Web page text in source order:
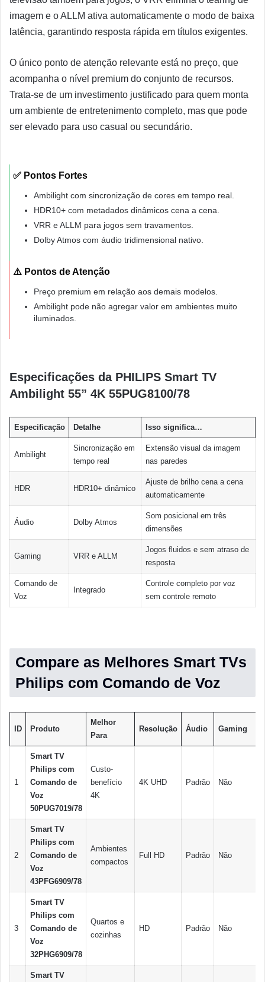
imagem e o ALLM ativa automaticamente o modo de baixa
latência, garantindo resposta rápida em títulos exigentes.
O único ponto de atenção relevante está no preço, que
acompanha o nível premium do conjunto de recursos.
Trata-se de um investimento justificado para quem monta
um ambiente de entretenimento completo, mas que pode
ser elevado para uso casual ou secundário.
✅ Pontos Fortes
Ambilight com sincronização de cores em tempo real.
HDR10+ com metadados dinâmicos cena a cena.
VRR e ALLM para jogos sem travamentos.
Dolby Atmos com áudio tridimensional nativo.
⚠️ Pontos de Atenção
Preço premium em relação aos demais modelos.
Ambilight pode não agregar valor em ambientes muito
iluminados.
Especificações da PHILIPS Smart TV
Ambilight 55” 4K 55PUG8100/78
Especificação Detalhe Isso significa…
Ambilight
Sincronização em
tempo real
Extensão visual da imagem
nas paredes
HDR HDR10+ dinâmico
Ajuste de brilho cena a cena
automaticamente
Áudio Dolby Atmos
Som posicional em três
dimensões
Gaming VRR e ALLM
Jogos fluidos e sem atraso de
resposta
Comando de
Voz
Integrado
Controle completo por voz
sem controle remoto
Compare as Melhores Smart TVs
Philips com Comando de Voz
ID Produto
Melhor
Para
Resolução Áudio Gaming
1
Smart TV
Philips com
Comando de
Voz
50PUG7019/78
Custo-
benefício
4K
4K UHD Padrão Não
2
Smart TV
Philips com
Comando de
Voz
43PFG6909/78
Ambientes
compactos
Full HD Padrão Não
3
Smart TV
Philips com
Comando de
Voz
32PHG6909/78
Quartos e
cozinhas
HD Padrão Não
Smart TV